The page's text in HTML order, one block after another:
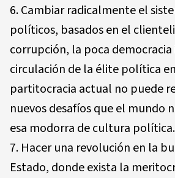
Cambiar radicalmente el
políticos, basados en el
corrupción, la poca
circulación de la élite política
partitocracia actual no puede
nuevos desafíos que el mundo
esa modorra de cultura política.
Hacer una revolución en la
Estado, donde exista la